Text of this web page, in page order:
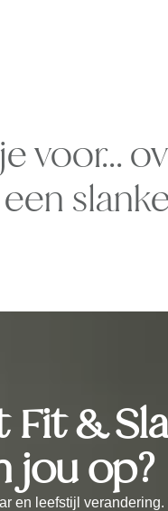
voor…
Fit &
jou op?
en leefstijl verandering.